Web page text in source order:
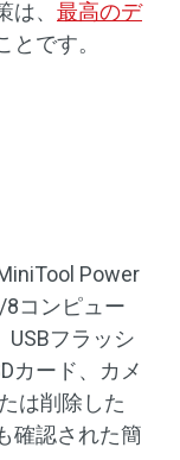
、 最高のデ
とです。
Power
8コンピュー
USBフラッシ
カード、カメ
は削除した
確認された簡